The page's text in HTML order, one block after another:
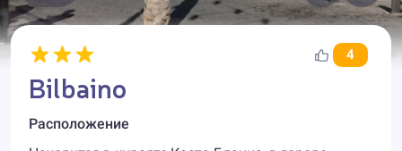
4
Bilbaino
Расположение